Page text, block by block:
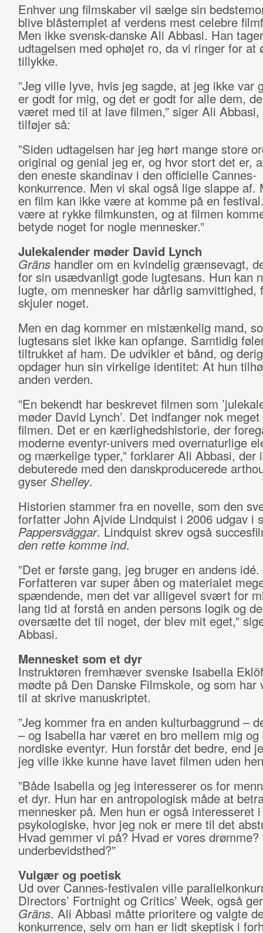
Enhver ung filmskaber vil sælge sin
blive blåstemplet af verdens mest celebre
Men ikke svensk-danske Ali Abbasi. Han tager
udtagelsen med ophøjet ro, da vi ringer for at
tillykke.
”Jeg ville lyve, hvis jeg sagde, at jeg ikke var
er godt for mig, og det er godt for alle dem,
været med til at lave filmen,” siger Ali Abbasi,
tilføjer så:
”Siden udtagelsen har jeg hørt mange store
original og genial jeg er, og hvor stort det er,
den eneste skandinav i den officielle Cannes-
konkurrence. Men vi skal også lige slappe af.
en film kan ikke være at komme på en
være at rykke filmkunsten, og at filmen
betyde noget for nogle mennesker.”
Julekalender møder David Lynch
Gräns handler om en kvindelig grænsevagt,
for sin usædvanligt gode lugtesans. Hun kan
lugte, om mennesker har dårlig samvittighed,
skjuler noget.
Men en dag kommer en mistænkelig mand,
lugtesans slet ikke kan opfange. Samtidig
tiltrukket af ham. De udvikler et bånd, og
opdager hun sin virkelige identitet: At hun
anden verden.
”En bekendt har beskrevet filmen som
møder David Lynch’. Det indfanger nok
filmen. Det er en kærlighedshistorie, der
moderne eventyr-univers med overnaturlige
og mærkelige typer,” forklarer Ali Abbasi, der
debuterede med den danskproducerede
gyser Shelley.
Historien stammer fra en novelle, som den
forfatter John Ajvide Lindquist i 2006 udgav i
Pappersväggar. Lindquist skrev også
den rette komme ind.
”Det er første gang, jeg bruger en andens idé.
Forfatteren var super åben og materialet
spændende, men det var alligevel svært for
lang tid at forstå en anden persons logik og
oversætte det til noget, der blev mit eget,”
Abbasi.
Mennesket som et dyr
Instruktøren fremhæver svenske Isabella
mødte på Den Danske Filmskole, og som
til at skrive manuskriptet.
”Jeg kommer fra en anden kulturbaggrund –
– og Isabella har været en bro mellem mig og
nordiske eventyr. Hun forstår det bedre, end
jeg ville ikke kunne have lavet filmen uden
”Både Isabella og jeg interesserer os for
et dyr. Hun har en antropologisk måde at
mennesker på. Men hun er også interesseret
psykologiske, hvor jeg nok er mere til det
Hvad gemmer vi på? Hvad er vores drømme?
underbevidsthed?”
Vulgær og poetisk
Ud over Cannes-festivalen ville
Directors’ Fortnight og Critics’ Week, også
Gräns. Ali Abbasi måtte prioritere og valgte
konkurrence, selv om han er lidt skeptisk i